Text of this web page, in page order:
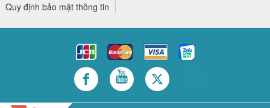
Quy định bảo mật thông tin